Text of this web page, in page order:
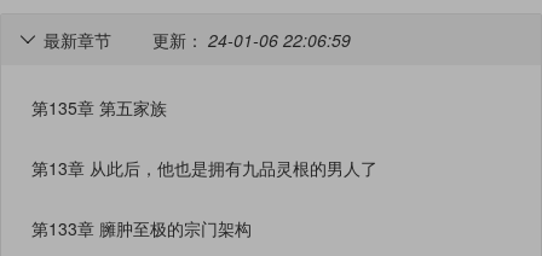
最新章节 更新： 24-01-06 22:06:59

第135章 第五家族
第13章 从此后，他也是拥有九品灵根的男人了
第133章 臃肿至极的宗门架构